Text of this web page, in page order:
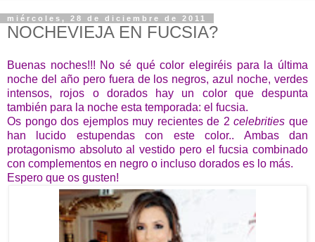
miércoles, 28 de diciembre de 2011
NOCHEVIEJA EN FUCSIA?
Buenas noches!!! No sé qué color elegiréis para la última
noche del año pero fuera de los negros, azul noche, verdes
intensos, rojos o dorados hay un color que despunta
también para la noche esta temporada: el fucsia.
Os pongo dos ejemplos muy recientes de 2celebritiesque
han lucido estupendas con este color.. Ambas dan
protagonismo absoluto al vestido pero el fucsia combinado
con complementos en negro o incluso dorados es lo más.
Espero que os gusten!